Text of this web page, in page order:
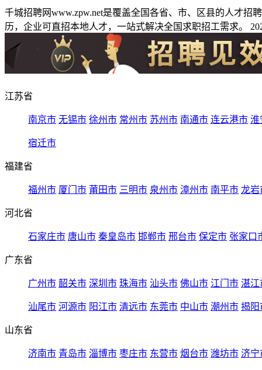
千城招聘网www.zpw.net是覆盖全国各省、市、区县的人才
历，企业可直招本地人才，一站式解决全国求职招工需求。
江苏省
南京市 无锡市 徐州市 常州市 苏州市 南通市 连云港市 淮
宿迁市
福建省
福州市 厦门市 莆田市 三明市 泉州市 漳州市 南平市 龙岩
河北省
石家庄市 唐山市 秦皇岛市 邯郸市 邢台市 保定市 张家口
广东省
广州市 韶关市 深圳市 珠海市 汕头市 佛山市 江门市 湛江
汕尾市 河源市 阳江市 清远市 东莞市 中山市 潮州市 揭阳
山东省
济南市 青岛市 淄博市 枣庄市 东营市 烟台市 潍坊市 济宁